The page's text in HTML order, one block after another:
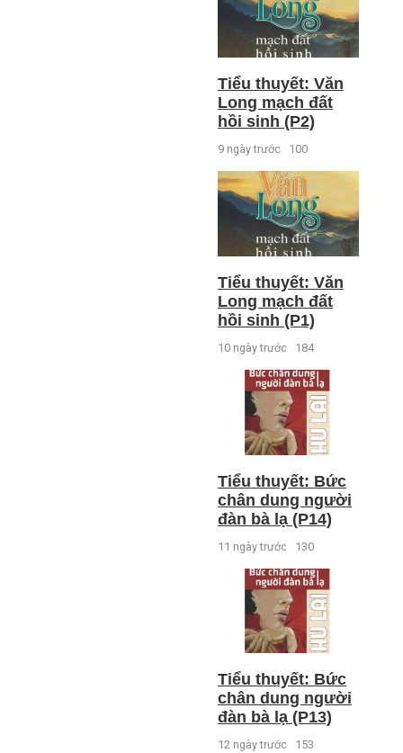
Tiểu thuyết: Văn
Long mạch đất
hồi sinh (P2)
9 ngày trước 100
Tiểu thuyết: Văn
Long mạch đất
hồi sinh (P1)
10 ngày trước 184
Tiểu thuyết: Bức
chân dung người
đàn bà lạ (P14)
11 ngày trước 130
Tiểu thuyết: Bức
chân dung người
đàn bà lạ (P13)
12 ngày trước 153